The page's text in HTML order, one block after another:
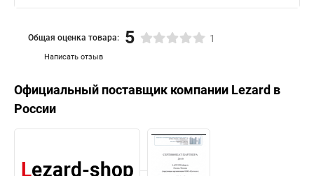
Написать отзыв
Общая оценка товара: 5 1
Официальный поставщик компании Lezard в
России